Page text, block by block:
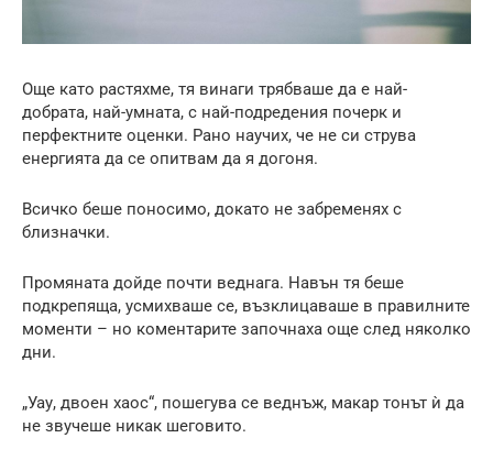
Още като растяхме, тя винаги трябваше да е най-
добрата, най-умната, с най-подредения почерк и
перфектните оценки. Рано научих, че не си струва
енергията да се опитвам да я догоня.
Всичко беше поносимо, докато не забременях с
близначки.
Промяната дойде почти веднага. Навън тя беше
подкрепяща, усмихваше се, възклицаваше в правилните
моменти – но коментарите започнаха още след няколко
дни.
„Уау, двоен хаос“, пошегува се веднъж, макар тонът ѝ да
не звучеше никак шеговито.